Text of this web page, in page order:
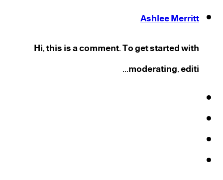
Ashlee Merritt
Hi, this is a comment. To get started with
moderating, editi...